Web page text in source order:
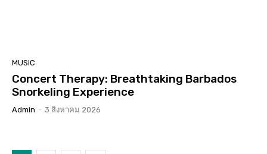
MUSIC
Concert Therapy: Breathtaking Barbados
Snorkeling Experience
Admin - 3 สิงหาคม 2026